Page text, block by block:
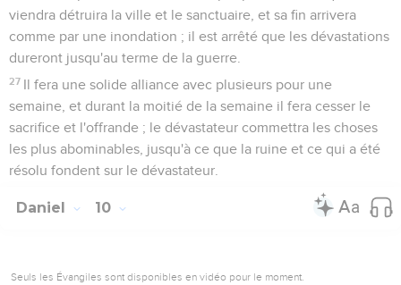
viendra détruira la ville et le sanctuaire, et sa fin arrivera
comme par une inondation ; il est arrêté que les dévastations
dureront jusqu'au terme de la guerre.
27 Il fera une solide alliance avec plusieurs pour une
semaine, et durant la moitié de la semaine il fera cesser le
sacrifice et l'offrande ; le dévastateur commettra les choses
les plus abominables, jusqu'à ce que la ruine et ce qui a été
résolu fondent sur le dévastateur.
Daniel 10
Seuls les Évangiles sont disponibles en vidéo pour le moment.